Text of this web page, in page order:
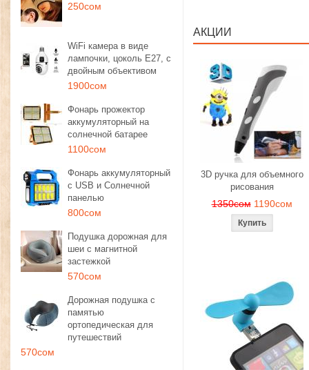
250сом
WiFi камера в виде
лампочки, цоколь E27, с
двойным объективом
1900сом
Фонарь прожектор
аккумуляторный на
солнечной батарее
1100сом
Фонарь аккумуляторный
с USB и Солнечной
панелью
800сом
Подушка дорожная для
шеи с магнитной
застежкой
570сом
Дорожная подушка с
памятью
ортопедическая для
путешествий
570сом
АКЦИИ
3D ручка для объемного
рисования
1350сом 1190сом